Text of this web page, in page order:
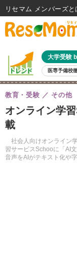
大学受験
医専予備校
親子で考える大学選び
共通テスト 夏休み
8月開催イベント・WS
自由研究教材（小学生向け）
オンライン学
載
社会人向けオンライン
習サービスSchooに「AI
音声をAIがテキスト化や
教育・受験 その他
リセマム メンバーズ